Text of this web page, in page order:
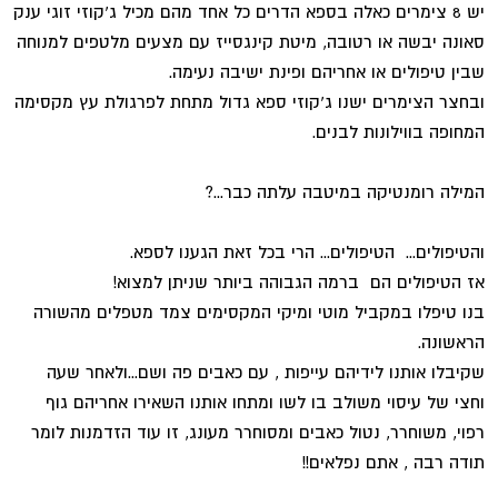
יש 8 צימרים כאלה בספא הדרים כל אחד מהם מכיל ג'קוזי זוגי ענק
סאונה יבשה או רטובה, מיטת קינגסייז עם מצעים מלטפים למנוחה
שבין טיפולים או אחריהם ופינת ישיבה נעימה.
ובחצר הצימרים ישנו ג'קוזי ספא גדול מתחת לפרגולת עץ מקסימה
המחופה בווילונות לבנים.
המילה רומנטיקה במיטבה עלתה כבר...?
והטיפולים... הטיפולים... הרי בכל זאת הגענו לספא.
אז הטיפולים הם ברמה הגבוהה ביותר שניתן למצוא!
בנו טיפלו במקביל מוטי ומיקי המקסימים צמד מטפלים מהשורה
הראשונה.
שקיבלו אותנו לידיהם עייפות , עם כאבים פה ושם...ולאחר שעה
וחצי של עיסוי משולב בו לשו ומתחו אותנו השאירו אחריהם גוף
רפוי, משוחרר, נטול כאבים ומסוחרר מעונג, זו עוד הזדמנות לומר
תודה רבה , אתם נפלאים!!